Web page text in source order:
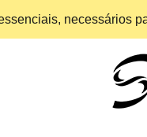
necessários